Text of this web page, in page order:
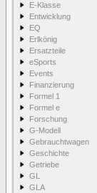
E-Klasse
Entwicklung
EQ
Erlkönig
Ersatzteile
eSports
Events
Finanzierung
Formel 1
Formel e
Forschung
G-Modell
Gebrauchtwagen
Geschichte
Getriebe
GL
GLA